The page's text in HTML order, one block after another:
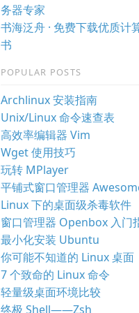
务器专家
书海泛舟 · 免费下载优质计
书
POPULAR POSTS
Archlinux 安装指南
Unix/Linux 命令速查表
高效率编辑器 Vim
Wget 使用技巧
玩转 MPlayer
平铺式窗口管理器
Linux 下的桌面级杀毒软件
窗口管理器 Openbox 入门
最小化安装 Ubuntu
你可能不知道的 Linux 桌面
7 个致命的 Linux 命令
轻量级桌面环境比较
终极 Shell——Zsh